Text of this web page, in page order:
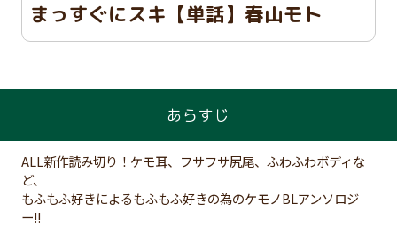
まっすぐにスキ【単話】春山モト
あらすじ
ALL新作読み切り！ケモ耳、フサフサ尻尾、ふわふわボディな
ど、
もふもふ好きによるもふもふ好きの為のケモノBLアンソロジ
ー!!